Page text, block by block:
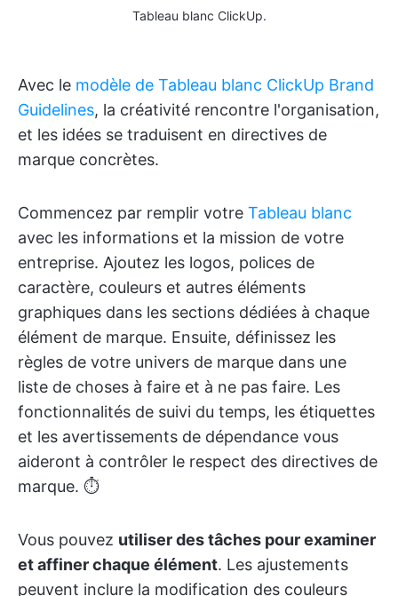
Tableau blanc ClickUp.
Avec le modèle de Tableau blanc ClickUp Brand
Guidelines, la créativité rencontre l'organisation,
et les idées se traduisent en directives de
marque concrètes.
Commencez par remplir votre Tableau blanc
avec les informations et la mission de votre
entreprise. Ajoutez les logos, polices de
caractère, couleurs et autres éléments
graphiques dans les sections dédiées à chaque
élément de marque. Ensuite, définissez les
règles de votre univers de marque dans une
liste de choses à faire et à ne pas faire. Les
fonctionnalités de suivi du temps, les étiquettes
et les avertissements de dépendance vous
aideront à contrôler le respect des directives de
marque. ⏱️
Vous pouvez utiliser des tâches pour examiner
et affiner chaque élément. Les ajustements
peuvent inclure la modification des couleurs